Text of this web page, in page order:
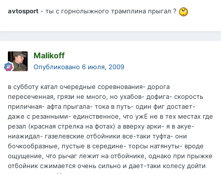
avtosport - ты с горнолыжного трамплина прыгал ?
Malikoff
Опубликовано 6 июля, 2009
в субботу катал очередные соревнования- дорога
пересеченная, грязи не много, но ухабов- дофига- скорость
приличная- афта прыгала- тока в путь- один фиг достает-
даже с резанными- единственное, что ужЕ не в тех местах где
резал (красная стрелка на фотах) а вверху арки- я в акуе-
ниажидал- газелевские отбойники все-таки туфта- они
бочкообразные, пустые в середине- торсы натянуты- вроде
ощущение, что рычаг лежит на отбойнике, однако при прыжке
отбойник сжимается очень сильно и дает-таки колесу дойти